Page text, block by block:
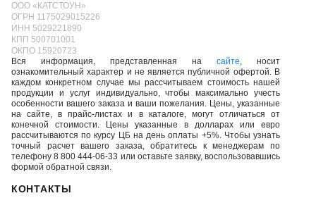
ООО «КАТСТОУН»
ОГРН 1175029015226
ИНН 5029221890
КПП 500701001
ОКПО 15920723
Вся информация, представленная на сайте, носит
ознакомительный характер и не является публичной офертой. В
каждом конкретном случае мы рассчитываем стоимость нашей
продукции и услуг индивидуально, чтобы максимально учесть
особенности вашего заказа и ваши пожелания. Цены, указанные
на сайте, в прайс-листах и в каталоге, могут отличаться от
конечной стоимости. Цены указанные в долларах или евро
рассчитываются по курсу ЦБ на день оплаты +5%. Чтобы узнать
точный расчет вашего заказа, обратитесь к менеджерам по
телефону 8 800 444-06-33 или оставьте заявку, воспользовавшись
формой обратной связи.
КОНТАКТЫ